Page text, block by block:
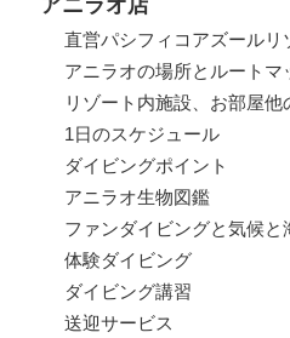
アニラオ店
直営パシフィコアズールリ
アニラオの場所とルートマ
リゾート内施設、お部屋他
1日のスケジュール
ダイビングポイント
アニラオ生物図鑑
ファンダイビングと気候と
体験ダイビング
ダイビング講習
送迎サービス